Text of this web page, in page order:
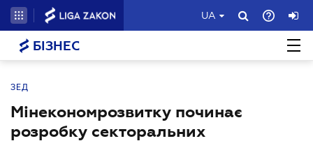
UA
БІЗНЕС
ЗЕД
Мінекономрозвитку починає
розробку секторальних